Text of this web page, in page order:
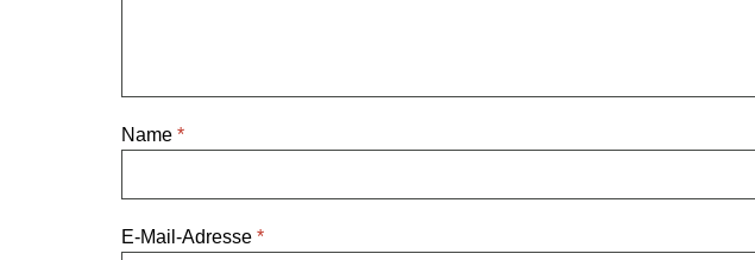
Name *
E-Mail-Adresse *